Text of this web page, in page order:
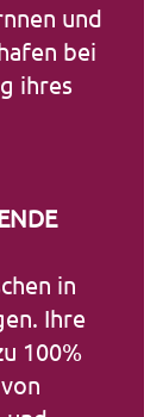
und
bei
ihres
in
Ihre
100%